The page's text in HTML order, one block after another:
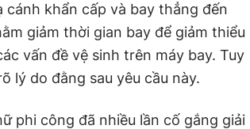
cánh khẩn cấp và bay thẳng đến
giảm thời gian bay để giảm thiểu
vấn đề vệ sinh trên máy bay. Tuy
lý do đằng sau yêu cầu này.
phi công đã nhiều lần cố gắng giải